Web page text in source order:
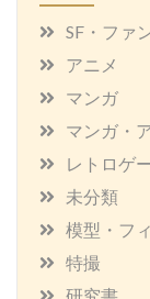
SF・ファ
アニメ
マンガ
マンガ・
レトロゲ
未分類
模型・フ
特撮